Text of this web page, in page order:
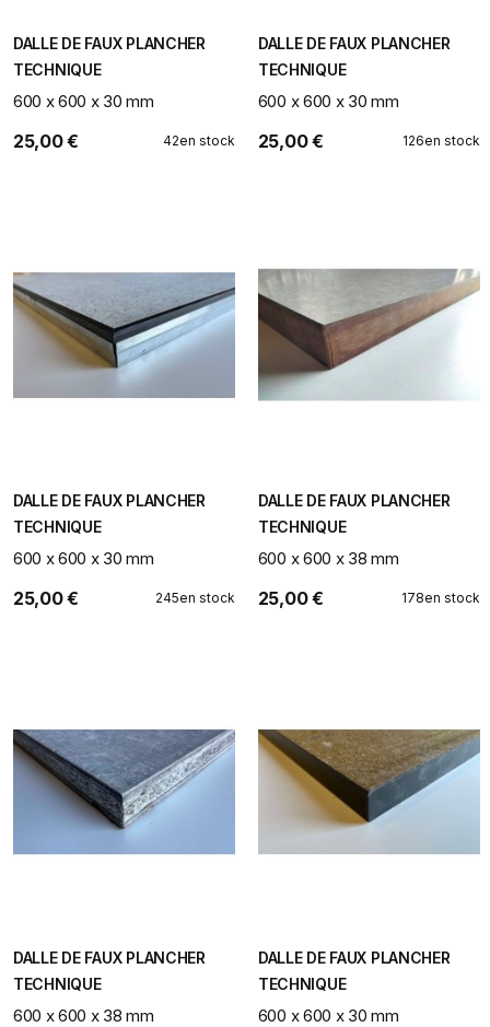
DALLE DE FAUX PLANCHER
TECHNIQUE
600 x 600 x 30 mm
25,00 € 42en stock
DALLE DE FAUX PLANCHER
TECHNIQUE
600 x 600 x 30 mm
25,00 € 126en stock
DALLE DE FAUX PLANCHER
TECHNIQUE
600 x 600 x 30 mm
25,00 € 245en stock
DALLE DE FAUX PLANCHER
TECHNIQUE
600 x 600 x 38 mm
25,00 € 178en stock
DALLE DE FAUX PLANCHER
TECHNIQUE
600 x 600 x 38 mm
DALLE DE FAUX PLANCHER
TECHNIQUE
600 x 600 x 30 mm